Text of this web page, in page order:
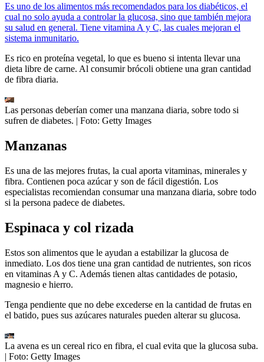
Es uno de los alimentos más recomendados para los diabéticos, el
cual no solo ayuda a controlar la glucosa, sino que también mejora
su salud en general. Tiene vitamina A y C, las cuales mejoran el
sistema inmunitario.
Es rico en proteína vegetal, lo que es bueno si intenta llevar una
dieta libre de carne. Al consumir brócoli obtiene una gran cantidad
de fibra diaria.
Las personas deberían comer una manzana diaria, sobre todo si
sufren de diabetes. | Foto: Getty Images
Manzanas
Es una de las mejores frutas, la cual aporta vitaminas, minerales y
fibra. Contienen poca azúcar y son de fácil digestión. Los
especialistas recomiendan consumar una manzana diaria, sobre todo
si la persona padece de diabetes.
Espinaca y col rizada
Estos son alimentos que le ayudan a estabilizar la glucosa de
inmediato. Los dos tiene una gran cantidad de nutrientes, son ricos
en vitaminas A y C. Además tienen altas cantidades de potasio,
magnesio e hierro.
Tenga pendiente que no debe excederse en la cantidad de frutas en
el batido, pues sus azúcares naturales pueden alterar su glucosa.
La avena es un cereal rico en fibra, el cual evita que la glucosa suba.
| Foto: Getty Images